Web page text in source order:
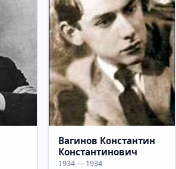
Вагинов Константин
Константинович
1934 — 1934